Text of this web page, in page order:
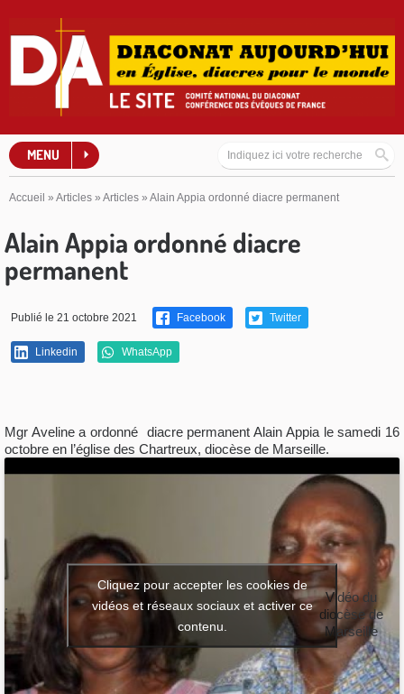
MENU
Accueil » Articles » Articles » Alain Appia ordonné diacre permanent
Alain Appia ordonné diacre
permanent
Publié le 21 octobre 2021 Facebook Twitter
Linkedin WhatsApp
Mgr Aveline a ordonné diacre permanent Alain Appia le samedi 16
octobre en l’église des Chartreux, diocèse de Marseille.
.
Vidéo du
diocèse de
Marseille
Cliquez pour accepter les cookies de
vidéos et réseaux sociaux et activer ce
contenu.